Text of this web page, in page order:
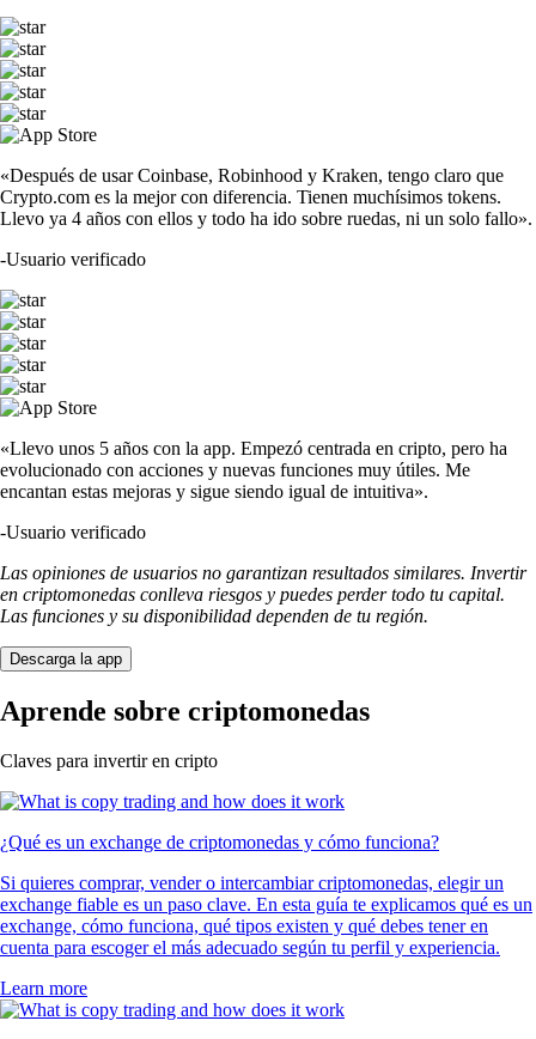
«Después de usar Coinbase, Robinhood y Kraken, tengo claro que
Crypto.com es la mejor con diferencia. Tienen muchísimos tokens.
Llevo ya 4 años con ellos y todo ha ido sobre ruedas, ni un solo fallo».
-Usuario verificado
«Llevo unos 5 años con la app. Empezó centrada en cripto, pero ha
evolucionado con acciones y nuevas funciones muy útiles. Me
encantan estas mejoras y sigue siendo igual de intuitiva».
-Usuario verificado
Las opiniones de usuarios no garantizan resultados similares. Invertir
en criptomonedas conlleva riesgos y puedes perder todo tu capital.
Las funciones y su disponibilidad dependen de tu región.
Descarga la app
Aprende sobre criptomonedas
Claves para invertir en cripto
¿Qué es un exchange de criptomonedas y cómo funciona?
Si quieres comprar, vender o intercambiar criptomonedas, elegir un
exchange fiable es un paso clave. En esta guía te explicamos qué es un
exchange, cómo funciona, qué tipos existen y qué debes tener en
cuenta para escoger el más adecuado según tu perfil y experiencia.
Learn more